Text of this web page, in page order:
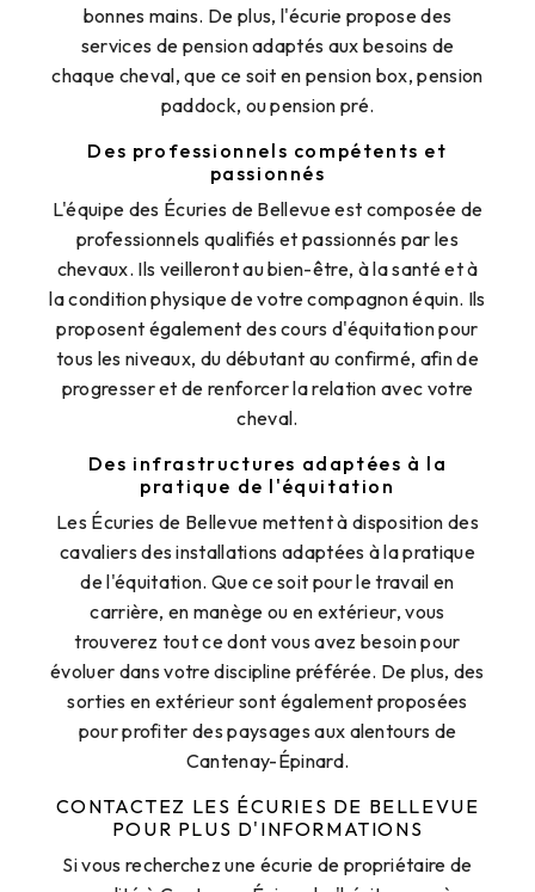
bonnes mains. De plus, l'écurie propose des
services de pension adaptés aux besoins de
chaque cheval, que ce soit en pension box, pension
paddock, ou pension pré.
Des professionnels compétents et
passionnés
L'équipe des Écuries de Bellevue est composée de
professionnels qualifiés et passionnés par les
chevaux. Ils veilleront au bien-être, à la santé et à
la condition physique de votre compagnon équin. Ils
proposent également des cours d'équitation pour
tous les niveaux, du débutant au confirmé, afin de
progresser et de renforcer la relation avec votre
cheval.
Des infrastructures adaptées à la
pratique de l'équitation
Les Écuries de Bellevue mettent à disposition des
cavaliers des installations adaptées à la pratique
de l'équitation. Que ce soit pour le travail en
carrière, en manège ou en extérieur, vous
trouverez tout ce dont vous avez besoin pour
évoluer dans votre discipline préférée. De plus, des
sorties en extérieur sont également proposées
pour profiter des paysages aux alentours de
Cantenay-Épinard.
CONTACTEZ LES ÉCURIES DE BELLEVUE
POUR PLUS D'INFORMATIONS
Si vous recherchez une écurie de propriétaire de